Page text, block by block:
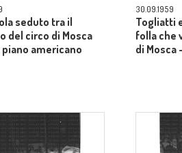
seduto tra il
del circo di Mosca
piano americano
30.09.1959
Togliatti
folla che
di Mosca